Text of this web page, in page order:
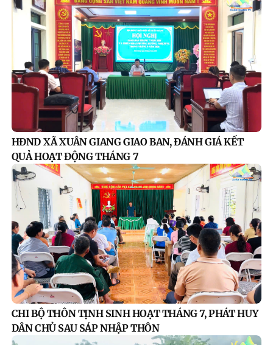
HĐND XÃ XUÂN GIANG GIAO BAN, ĐÁNH GIÁ KẾT
QUẢ HOẠT ĐỘNG THÁNG 7
CHI BỘ THÔN TỊNH SINH HOẠT THÁNG 7, PHÁT HUY
DÂN CHỦ SAU SÁP NHẬP THÔN